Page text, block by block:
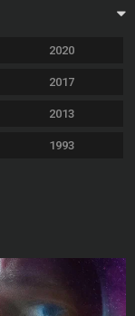
2020
2017
2013
1993